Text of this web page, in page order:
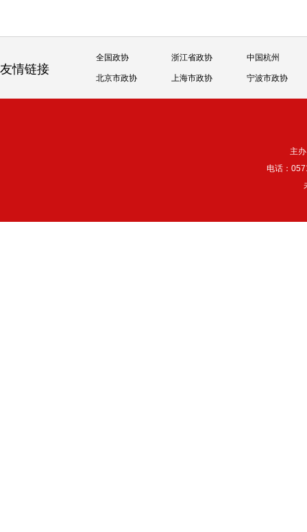
友情链接
全国政协 浙江省政协 中国杭州
北京市政协 上海市政协 宁波市政协
主
电话：